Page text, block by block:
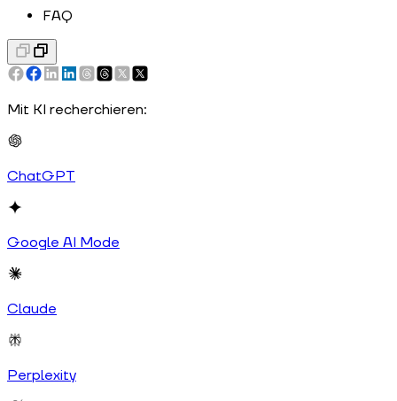
FAQ
Mit KI recherchieren:
ChatGPT
Google AI Mode
Claude
Perplexity